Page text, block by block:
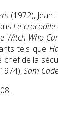
(1972), Jean
Le
Witch Who
tels que
de la
Sam